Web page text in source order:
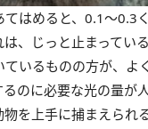
はめると、0.1～0.3
、じっと止まってい
いるものの方が、よ
るのに必要な光の量が
物を上手に捕まえられ